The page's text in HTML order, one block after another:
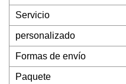
Servicio
personalizado
Formas de envío
Paquete